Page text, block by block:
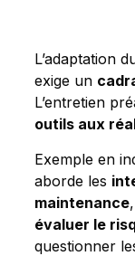
L’adaptation
exige un
L’entretien
outils aux
Exemple en
aborde les
maintenance
évaluer le
questionner